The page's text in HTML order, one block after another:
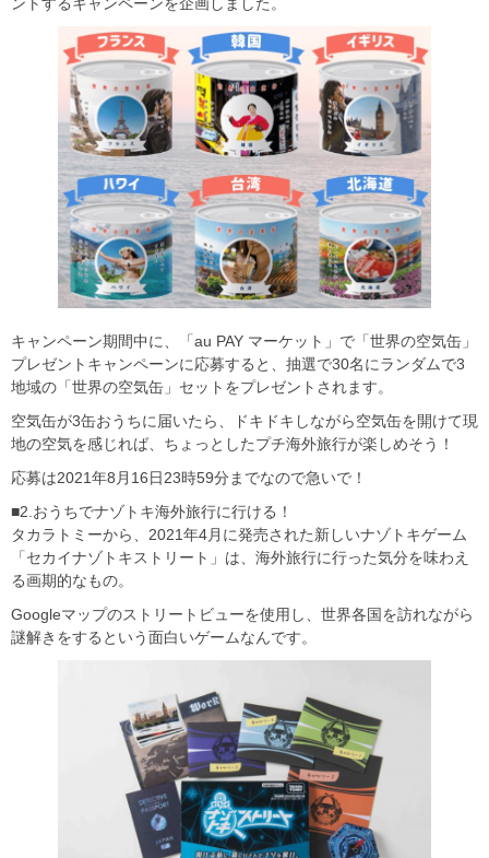
ントするキャンペーンを企画しました。
キャンペーン期間中に、「au PAY マーケット」で「世界の空気缶」
プレゼントキャンペーンに応募すると、抽選で30名にランダムで3
地域の「世界の空気缶」セットをプレゼントされます。
空気缶が3缶おうちに届いたら、ドキドキしながら空気缶を開けて現
地の空気を感じれば、ちょっとしたプチ海外旅行が楽しめそう！
応募は2021年8月16日23時59分までなので急いで！
■2.おうちでナゾトキ海外旅行に行ける！
タカラトミーから、2021年4月に発売された新しいナゾトキゲーム
「セカイナゾトキストリート」は、海外旅行に行った気分を味わえ
る画期的なもの。
Googleマップのストリートビューを使用し、世界各国を訪れながら
謎解きをするという面白いゲームなんです。